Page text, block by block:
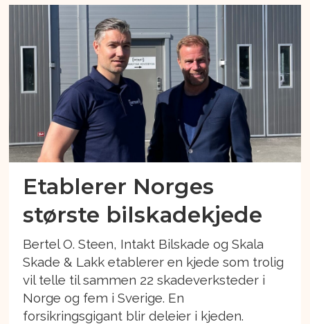
Etablerer Norges
største bilskadekjede
Bertel O. Steen, Intakt Bilskade og Skala
Skade & Lakk etablerer en kjede som trolig
vil telle til sammen 22 skadeverksteder i
Norge og fem i Sverige. En
forsikringsgigant blir deleier i kjeden.